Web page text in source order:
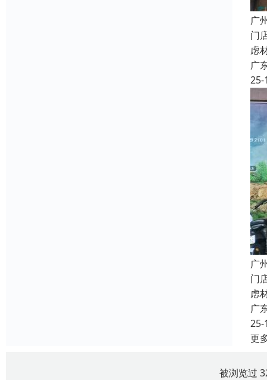
广
门
虑
广
25-
广
门
虑
广
25-
更
被浏览过